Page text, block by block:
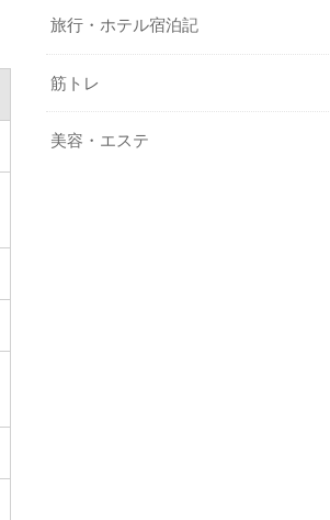
旅行・ホテル宿泊記
筋トレ
美容・エステ